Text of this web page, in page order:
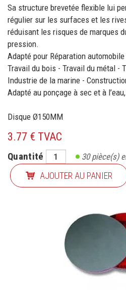
Sa structure brevetée flexible lui
régulier sur les surfaces et les
réduisant les risques de marques
pression.
Adapté pour Réparation
Travail du bois - Travail du métal -
Industrie de la marine -
Adapté au ponçage à sec et à
Disque Ø150MM
3.77 € TVAC
Quantité 30pièce(s)
AJOUTER AU PANIER